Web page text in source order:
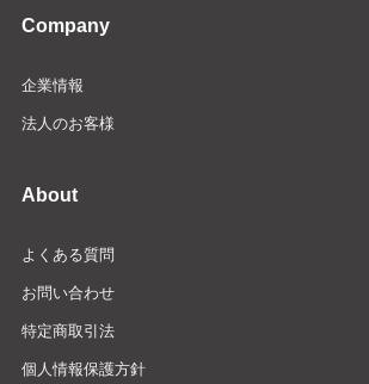
Company
企業情報
法人のお客様
About
よくある質問
お問い合わせ
特定商取引法
個人情報保護方針